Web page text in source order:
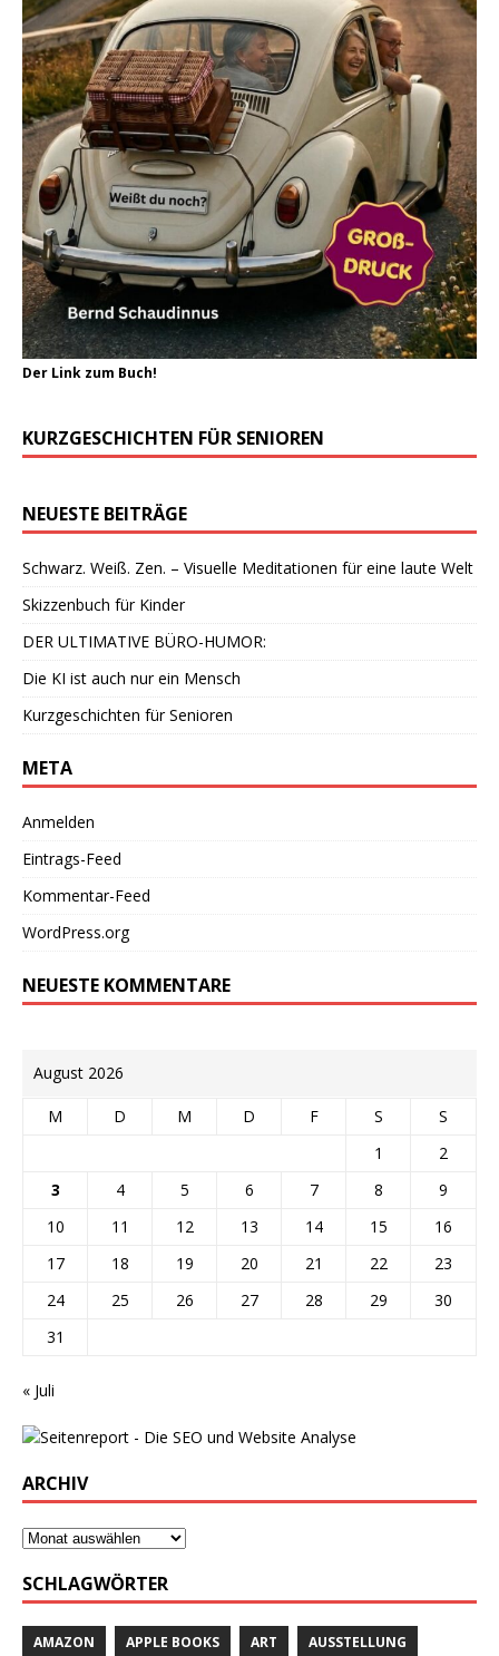
Der Link zum Buch!
KURZGESCHICHTEN FÜR SENIOREN
NEUESTE BEITRÄGE
Schwarz. Weiß. Zen. – Visuelle Meditationen für eine laute Welt
Skizzenbuch für Kinder
DER ULTIMATIVE BÜRO-HUMOR:
Die KI ist auch nur ein Mensch
Kurzgeschichten für Senioren
META
Anmelden
Eintrags-Feed
Kommentar-Feed
WordPress.org
NEUESTE KOMMENTARE
August 2026
M D M D F S
S
1
2
3
4 5 6 7 8
9
10
11 12 13 14 15
16
17
18 19 20 21 22
23
24
25 26 27 28 29
30
31
« Juli
ARCHIV
SCHLAGWÖRTER
AMAZON APPLE BOOKS ART AUSSTELLUNG